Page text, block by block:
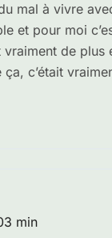
mal à vivre
et pour moi
de plus
c’était
min